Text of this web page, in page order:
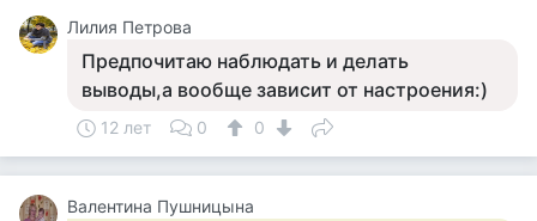
Лилия Петрова
Предпочитаю наблюдать и делать
выводы,а вообще зависит от настроения:)
12 лет 0 0
Валентина Пушницына